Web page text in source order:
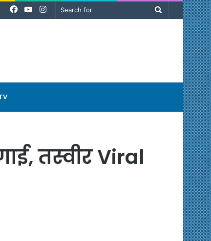
Search
Instagram
YouTube
Facebook
तस्वीर Viral